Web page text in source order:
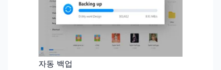
자동 백업